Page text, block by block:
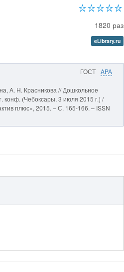
1820 раз
eLibrary.ru
ГОСТ APA
А. Н. Красникова // Дошкольное
конф. (Чебоксары, 3 июля 2015 г.) /
плюс», 2015. – С. 165-166. – ISSN